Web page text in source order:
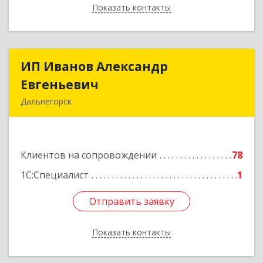
Показать контакты
Назад
ИП Иванов Александр
Евгеньевич
Дальнегорск
Клиентов на сопровождении
78
1С:Специалист
1
Отправить заявку
Показать контакты
ИП Иванов Александр
Подробнее
Отправить заявку
Назад